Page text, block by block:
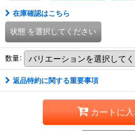
在庫確認はこちら
状態 を選択してください
数量:
返品特約に関する重要事項
カートに